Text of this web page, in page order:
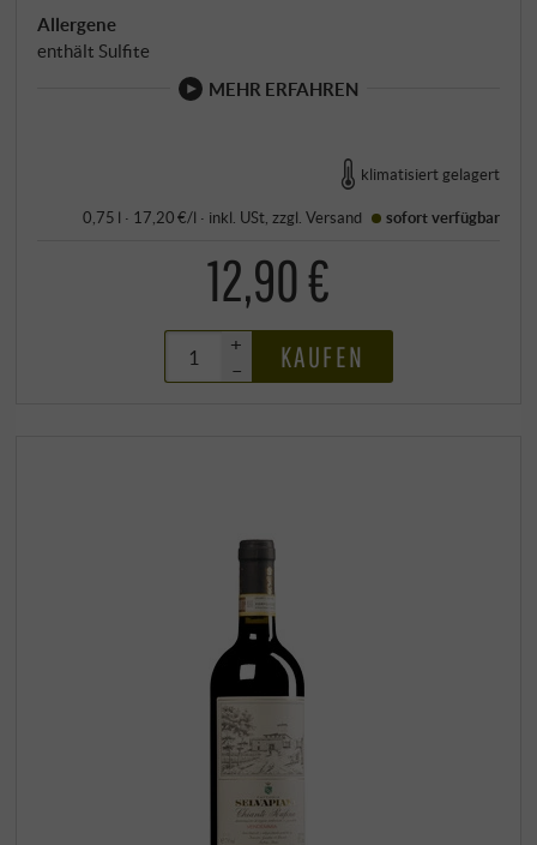
Allergene
enthält Sulfite
MEHR ERFAHREN
klimatisiert gelagert
0,75 l · 17,20 €/l · inkl. USt , zzgl.Versand sofort verfügbar
12,90 €
+
–
KAUFEN